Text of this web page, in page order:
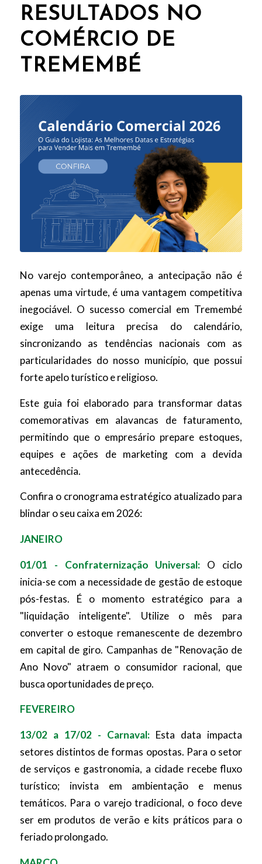
RESULTADOS NO
COMÉRCIO DE
TREMEMBÉ
No varejo contemporâneo, a antecipação não é
apenas uma virtude, é uma vantagem competitiva
inegociável. O sucesso comercial em Tremembé
exige uma leitura precisa do calendário,
sincronizando as tendências nacionais com as
particularidades do nosso município, que possui
forte apelo turístico e religioso.
Este guia foi elaborado para transformar datas
comemorativas em alavancas de faturamento,
permitindo que o empresário prepare estoques,
equipes e ações de marketing com a devida
antecedência.
Confira o cronograma estratégico atualizado para
blindar o seu caixa em 2026:
JANEIRO
01/01 - Confraternização Universal: O ciclo
inicia-se com a necessidade de gestão de estoque
pós-festas. É o momento estratégico para a
"liquidação inteligente". Utilize o mês para
converter o estoque remanescente de dezembro
em capital de giro. Campanhas de "Renovação de
Ano Novo" atraem o consumidor racional, que
busca oportunidades de preço.
FEVEREIRO
13/02 a 17/02 - Carnaval: Esta data impacta
setores distintos de formas opostas. Para o setor
de serviços e gastronomia, a cidade recebe fluxo
turístico; invista em ambientação e menus
temáticos. Para o varejo tradicional, o foco deve
ser em produtos de verão e kits práticos para o
feriado prolongado.